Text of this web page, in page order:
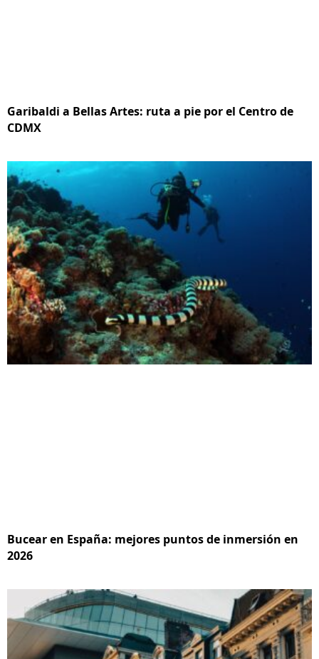
Garibaldi a Bellas Artes: ruta a pie por el Centro de
CDMX
Bucear en España: mejores puntos de inmersión en
2026